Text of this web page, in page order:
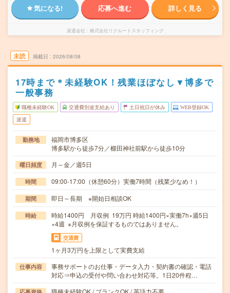
気になる! 応募へ進む 詳しく見る
派遣会社 株式会社リクルートスタッフィング
未読 掲載日 2026/08/08
17時まで＊未経験OK！残業ほぼなし▼博多で
一般事務
職種未経験OK 交通費別途支給あり 土日祝日が休み WEB登録OK
派遣
勤務地
福岡市博多区
博多駅から徒歩7分／櫛田神社前駅から徒歩10分
曜日頻度 月～金／週5日
時間 09:00-17:00（休憩60分）実働7時間（残業少なめ！）
期間 即日～長期 ※開始日相談OK
時給
時給1400円 月収例 19万円 時給1400円×実働7h×週5日
×4週 ※月収例を保証するものではありません。
交通費
1ヶ月3万円を上限として実費支給
仕事内容
事務サポートのお仕事・データ入力・契約書の確認・電話
対応⇒申込の受付や問い合わせ対応等。1日20件程…
職種未経験OK / ブランクOK / 英語力不要